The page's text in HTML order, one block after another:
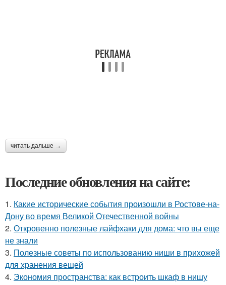
читать дальше →
Последние обновления на сайте:
1. Какие исторические события произошли в Ростове-на-
Дону во время Великой Отечественной войны
2. Откровенно полезные лайфхаки для дома: что вы еще
не знали
3. Полезные советы по использованию ниши в прихожей
для хранения вещей
4. Экономия пространства: как встроить шкаф в нишу